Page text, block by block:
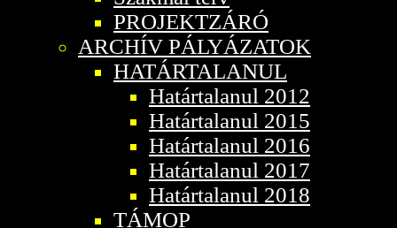
PROJEKTZÁRÓ
ARCHÍV PÁLYÁZATOK
HATÁRTALANUL
Határtalanul 2012
Határtalanul 2015
Határtalanul 2016
Határtalanul 2017
Határtalanul 2018
TÁMOP